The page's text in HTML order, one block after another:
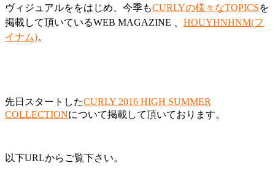
ヴィジュアルををはじめ、今季もCURLYの様々なTOPICSを
掲載して頂いているWEB MAGAZINE 、 HOUYHNHNM(フ
イナム)。
先日スタートしたCURLY 2016 HIGH SUMMER
COLLECTIONについて掲載して頂いております。
以下URLからご覧下さい。